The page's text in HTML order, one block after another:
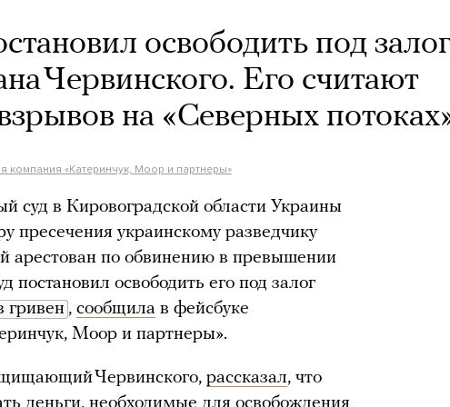
освободить под
Червинского. Его считают
на «Северных
компания «Катеринчук, Моор и партнеры»
суд в Кировоградской области Украины
пресечения украинскому разведчику
арестован по обвинению в превышении
освободить его под залог
гривен , сообщила в фейсбуке
Моор и партнеры».
Червинского, рассказал, что
деньги, необходимые для освобождения